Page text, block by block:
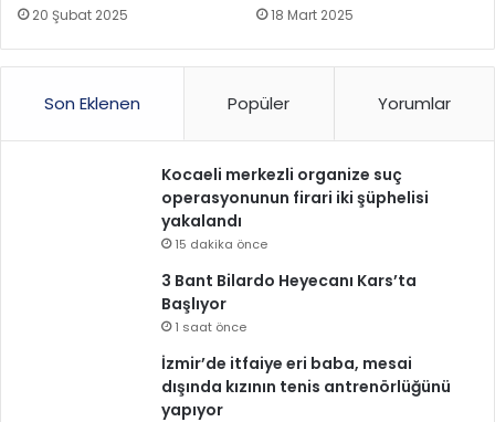
20 Şubat 2025 18 Mart 2025
Son Eklenen Popüler Yorumlar
Kocaeli merkezli organize suç
operasyonunun firari iki şüphelisi
yakalandı
15 dakika önce
3 Bant Bilardo Heyecanı Kars’ta
Başlıyor
1 saat önce
İzmir’de itfaiye eri baba, mesai
dışında kızının tenis antrenörlüğünü
yapıyor